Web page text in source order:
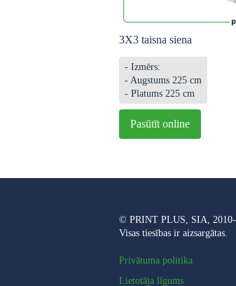
3X3 taisna siena
- Izmērs:
- Augstums 225 cm
- Platums 225 cm
Pasūtīt online
© PRINT PLUS, SIA,
Visas tiesības ir aizsargātas.
Privātuma politika
Lietotāja līgums